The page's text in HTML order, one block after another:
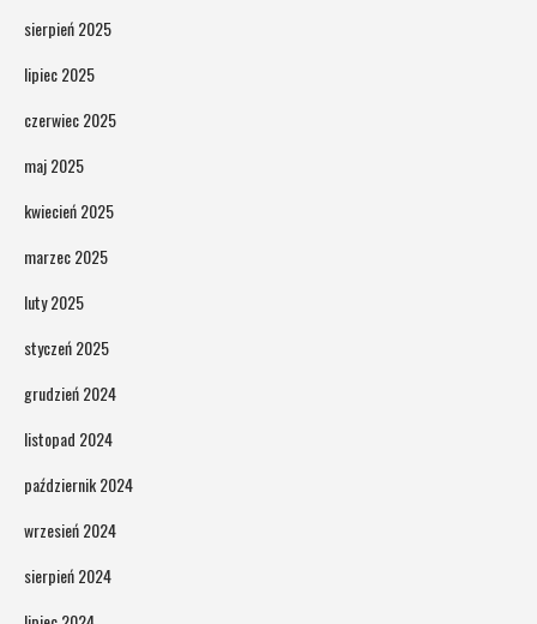
sierpień 2025
lipiec 2025
czerwiec 2025
maj 2025
kwiecień 2025
marzec 2025
luty 2025
styczeń 2025
grudzień 2024
listopad 2024
październik 2024
wrzesień 2024
sierpień 2024